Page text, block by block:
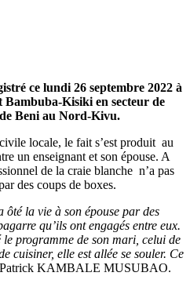
ce lundi 26 septembre 2022 à
Kisiki en secteur de
Beni au Nord-Kivu.
locale, le fait s’est produit au
un enseignant et son épouse. A
de la craie blanche n’a pas
des coups de boxes.
ôté la vie à son épouse par des
qu’ils ont engagés entre eux.
programme de son mari, celui de
cuisiner, elle est allée se souler. Ce
Patrick KAMBALE MUSUBAO.